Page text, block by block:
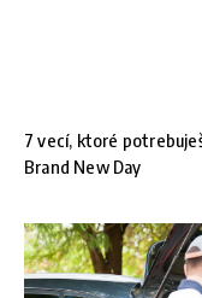
7 vecí, ktoré
Brand New Day